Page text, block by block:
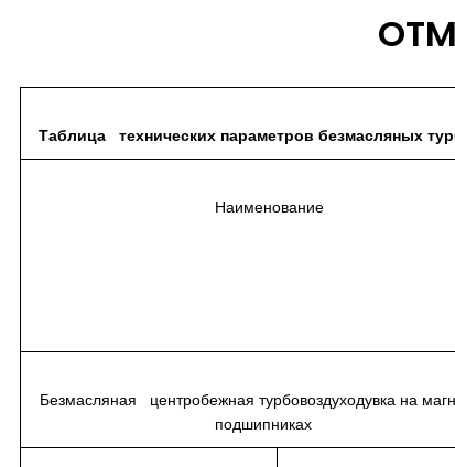
Таблица технических параметров безмасляных
Наименование
Безмасляная центробежная турбовоздуходувка на
подшипниках